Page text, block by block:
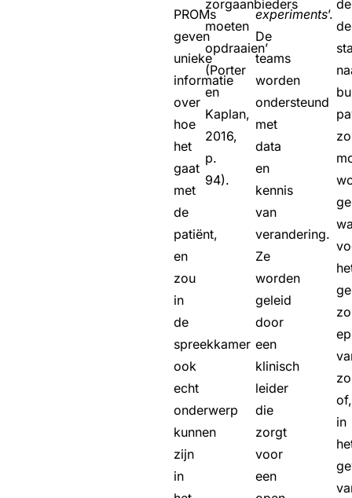
PROMs
geven
unieke
informatie
over
hoe
het
gaat
met
de
patiënt,
en
zou
in
de
spreekkamer
ook
echt
onderwerp
kunnen
zijn
in
zorgaanbieders
moeten
opdraaien’
(Porter
en
Kaplan,
2016,
p.
94).
experiments’.
De
teams
worden
ondersteund
met
data
en
kennis
van
verandering.
Ze
worden
geleid
door
een
klinisch
leider
die
zorgt
voor
een
de
of,
in